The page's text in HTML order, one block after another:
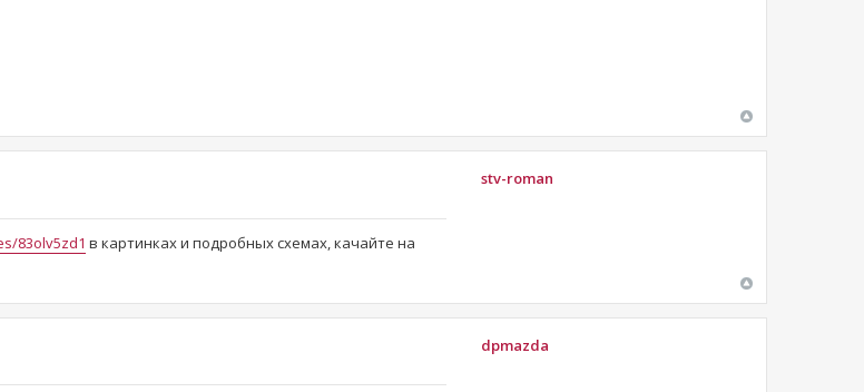
83olv5zd1 в картинках и подробных схемах, качайте на
stv-roman
dpmazda